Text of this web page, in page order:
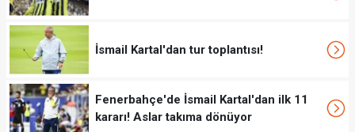
İsmail Kartal'dan tur toplantısı!
Fenerbahçe'de İsmail Kartal'dan ilk 11
kararı! Aslar takıma dönüyor